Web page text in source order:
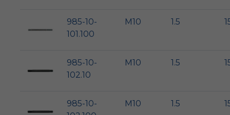
985-10-
101.100
M10 1.5
985-10-
102.10
M10 1.5
985-10-
M10 1.5